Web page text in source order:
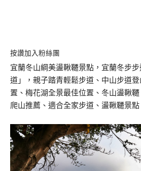
按讚加入粉絲團
宜蘭冬山綱美盪鞦韆景點，宜蘭冬步
道」，親子踏青輕鬆步道、中山步道
置、梅花湖全景最佳位置、冬山盪鞦
爬山推薦、適合全家步道、盪鞦韆景點